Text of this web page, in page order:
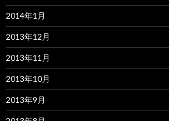
2014年1月
2013年12月
2013年11月
2013年10月
2013年9月